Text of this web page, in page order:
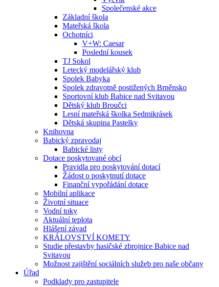
Společenské akce
Základní škola
Mateřská škola
Ochotníci
V+W: Caesar
Poslední kousek
TJ Sokol
Letecký modelářský klub
Spolek Babyka
Spolek zdravotně postižených Brněnsko
Sportovní klub Babice nad Svitavou
Dětský klub Broučci
Lesní mateřská školka Sedmikrásek
Dětská skupina Pastelky
Knihovna
Babický zpravodaj
Babické listy
Dotace poskytované obcí
Pravidla pro poskytování dotací
Žádost o poskytnutí dotace
Finanční vypořádání dotace
Mobilní aplikace
Životní situace
Vodní toky
Aktuální teplota
Hlášení závad
KRÁLOVSTVÍ KOMETY
Studie přestavby hasičské zbrojnice Babice nad
Svitavou
Možnost zajištění sociálních služeb pro naše občany
Úřad
Podklady pro zastupitele